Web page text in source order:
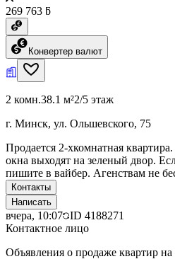
269 763 ƃ
Конвертер валют
2 комн.38.1 м²2/5 этаж
г. Минск, ул. Ольшевского, 75
Продается 2-хкомнатная
окна выходят на зеленый двор.
пишите в вайбер. Агенствам не
Контакты
Написать
вчера, 10:07 ID 4188271
Контактное лицо
Объявления о продаже квартир